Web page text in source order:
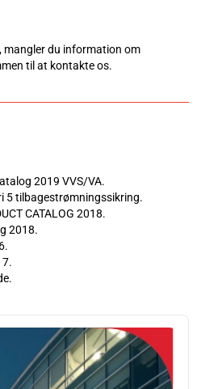
mangler du information om
til at kontakte os.
2019 VVS/VA.
5 tilbagestrømningssikring.
CATALOG 2018.
2018.